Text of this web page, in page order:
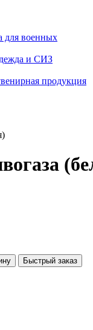
для военных
и СИЗ
продукция
Быстрый заказ